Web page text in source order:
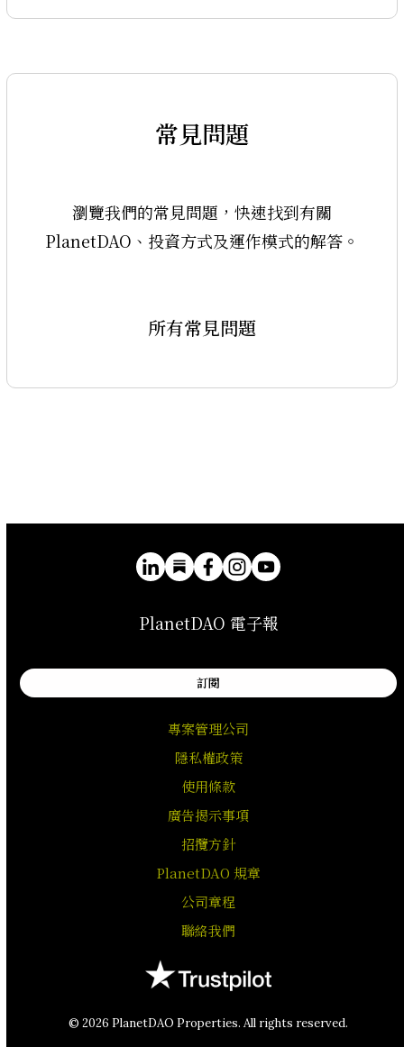
常見問題
瀏覽我們的常見問題，快速找到有關
PlanetDAO、投資方式及運作模式的解答。
所有常見問題
PlanetDAO 電子報
訂閱
專案管理公司
隱私權政策
使用條款
廣告揭示事項
招攬方針
PlanetDAO 規章
公司章程
聯絡我們
© 2026 PlanetDAO Properties. All rights reserved.